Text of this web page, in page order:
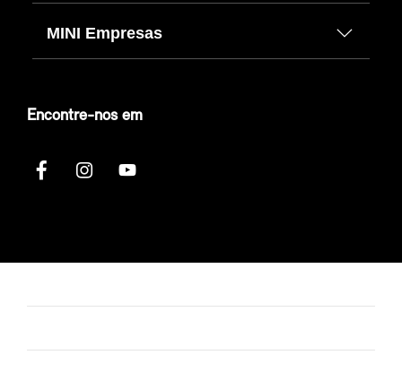
MINI Empresas
Encontre-nos em